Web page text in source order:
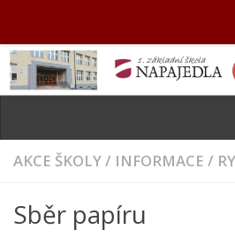
AKCE ŠKOLY/ INFORMACE /
Sběr papíru